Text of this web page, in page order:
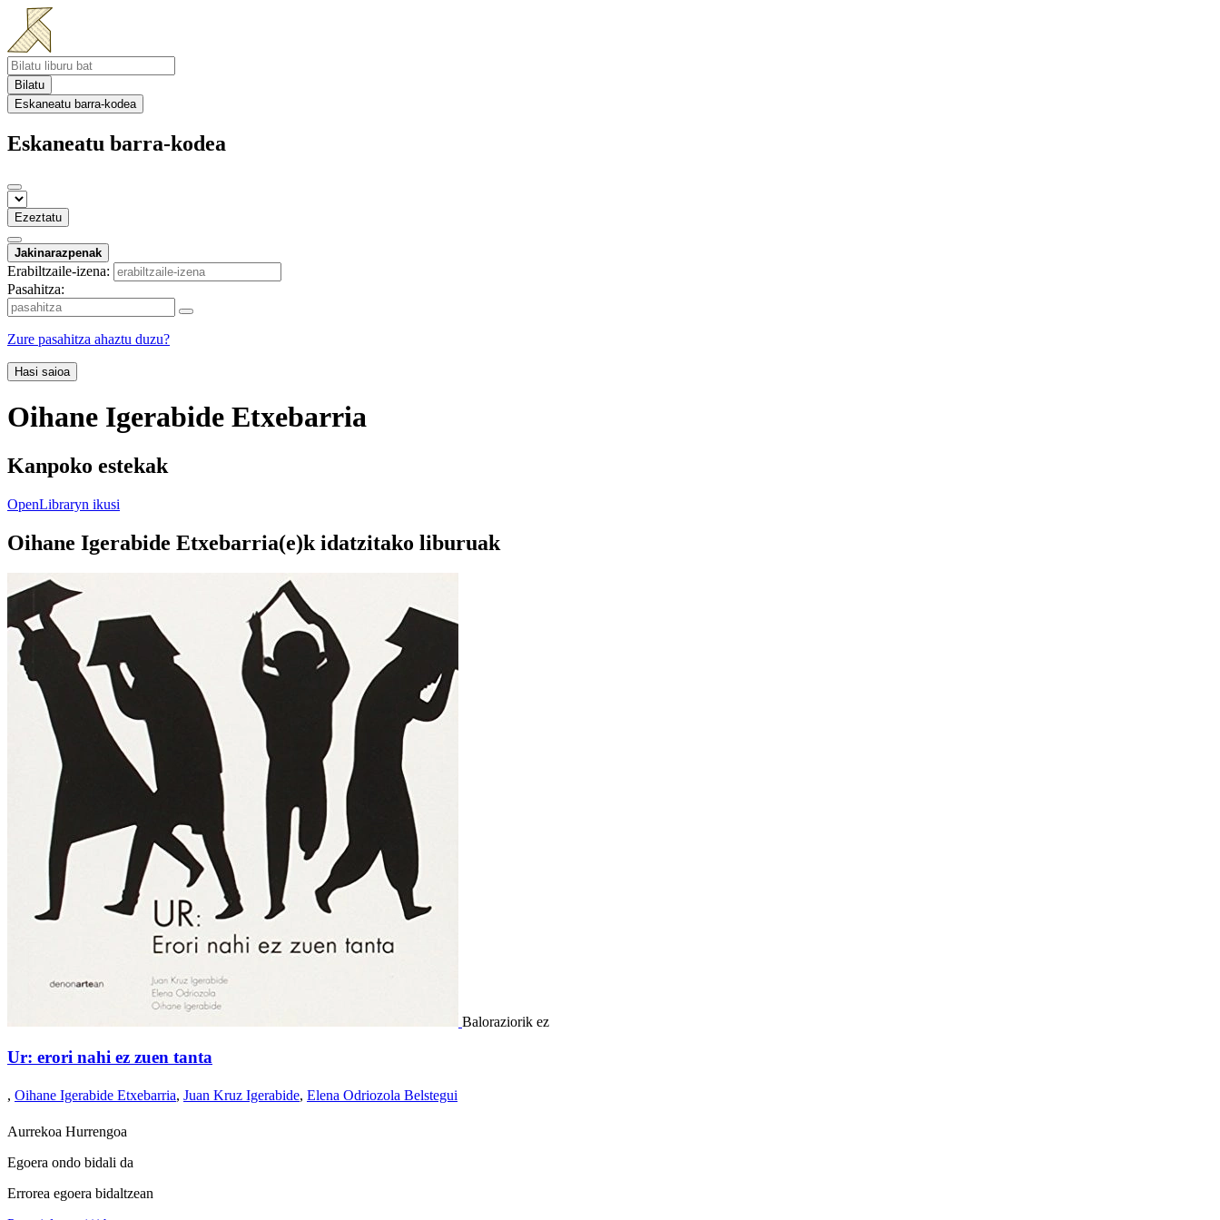
Bilatu
Eskaneatu barra-kodea
Eskaneatu barra-kodea
Ezeztatu
Jakinarazpenak
Erabiltzaile-izena:
Pasahitza:
Zure pasahitza ahaztu duzu?
Hasi saioa
Oihane Igerabide Etxebarria
Kanpoko estekak
OpenLibraryn ikusi
Oihane Igerabide Etxebarria(e)k idatzitako liburuak
Baloraziorik ez
Ur: erori nahi ez zuen tanta
, Oihane Igerabide Etxebarria, Juan Kruz Igerabide, Elena Odriozola Belstegui
Aurrekoa Hurrengoa
Egoera ondo bidali da
Errorea egoera bidaltzean